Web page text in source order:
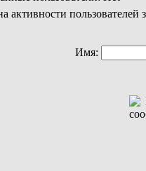
активности пользователей
Имя: